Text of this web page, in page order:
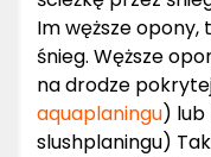
Im węższe opony,
śnieg. Węższe
na drodze
aquaplaningu) lub
slushplaningu)